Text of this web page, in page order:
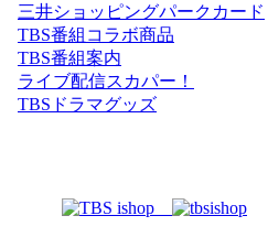
三井ショッピングパークカード
TBS番組コラボ商品
TBS番組案内
ライブ配信スカパー！
TBSドラマグッズ